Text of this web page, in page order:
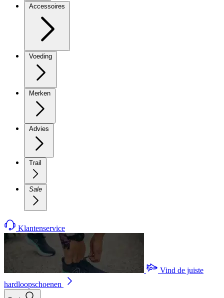
Accessoires
Voeding
Merken
Advies
Trail
Sale
Klantenservice
Vind de juiste
hardloopschoenen